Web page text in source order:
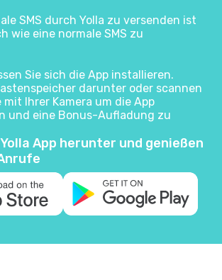
App herunter und genießen
SMS durch Yolla zu versenden ist
wie eine normale SMS zu
Sie sich die App installieren.
darunter oder scannen
mit Ihrer Kamera um die App
und eine Bonus-Aufladung zu